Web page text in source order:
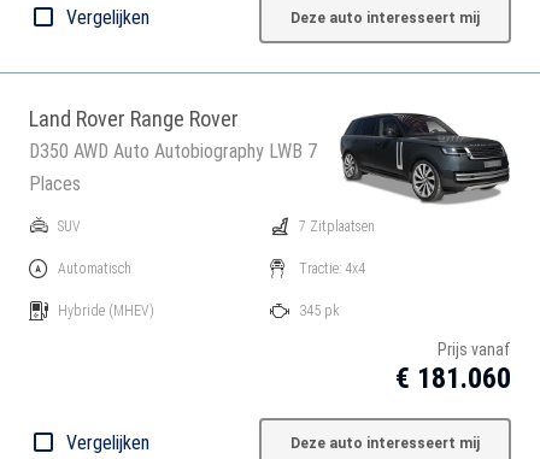
Vergelijken Deze auto interesseert mij
Land Rover Range Rover
D350 AWD Auto Autobiography LWB 7
Places
SUV
Automatisch
Hybride (MHEV)
7 Zitplaatsen
Tractie: 4x4
345 pk
Prijs vanaf
€ 181.060
Vergelijken Deze auto interesseert mij